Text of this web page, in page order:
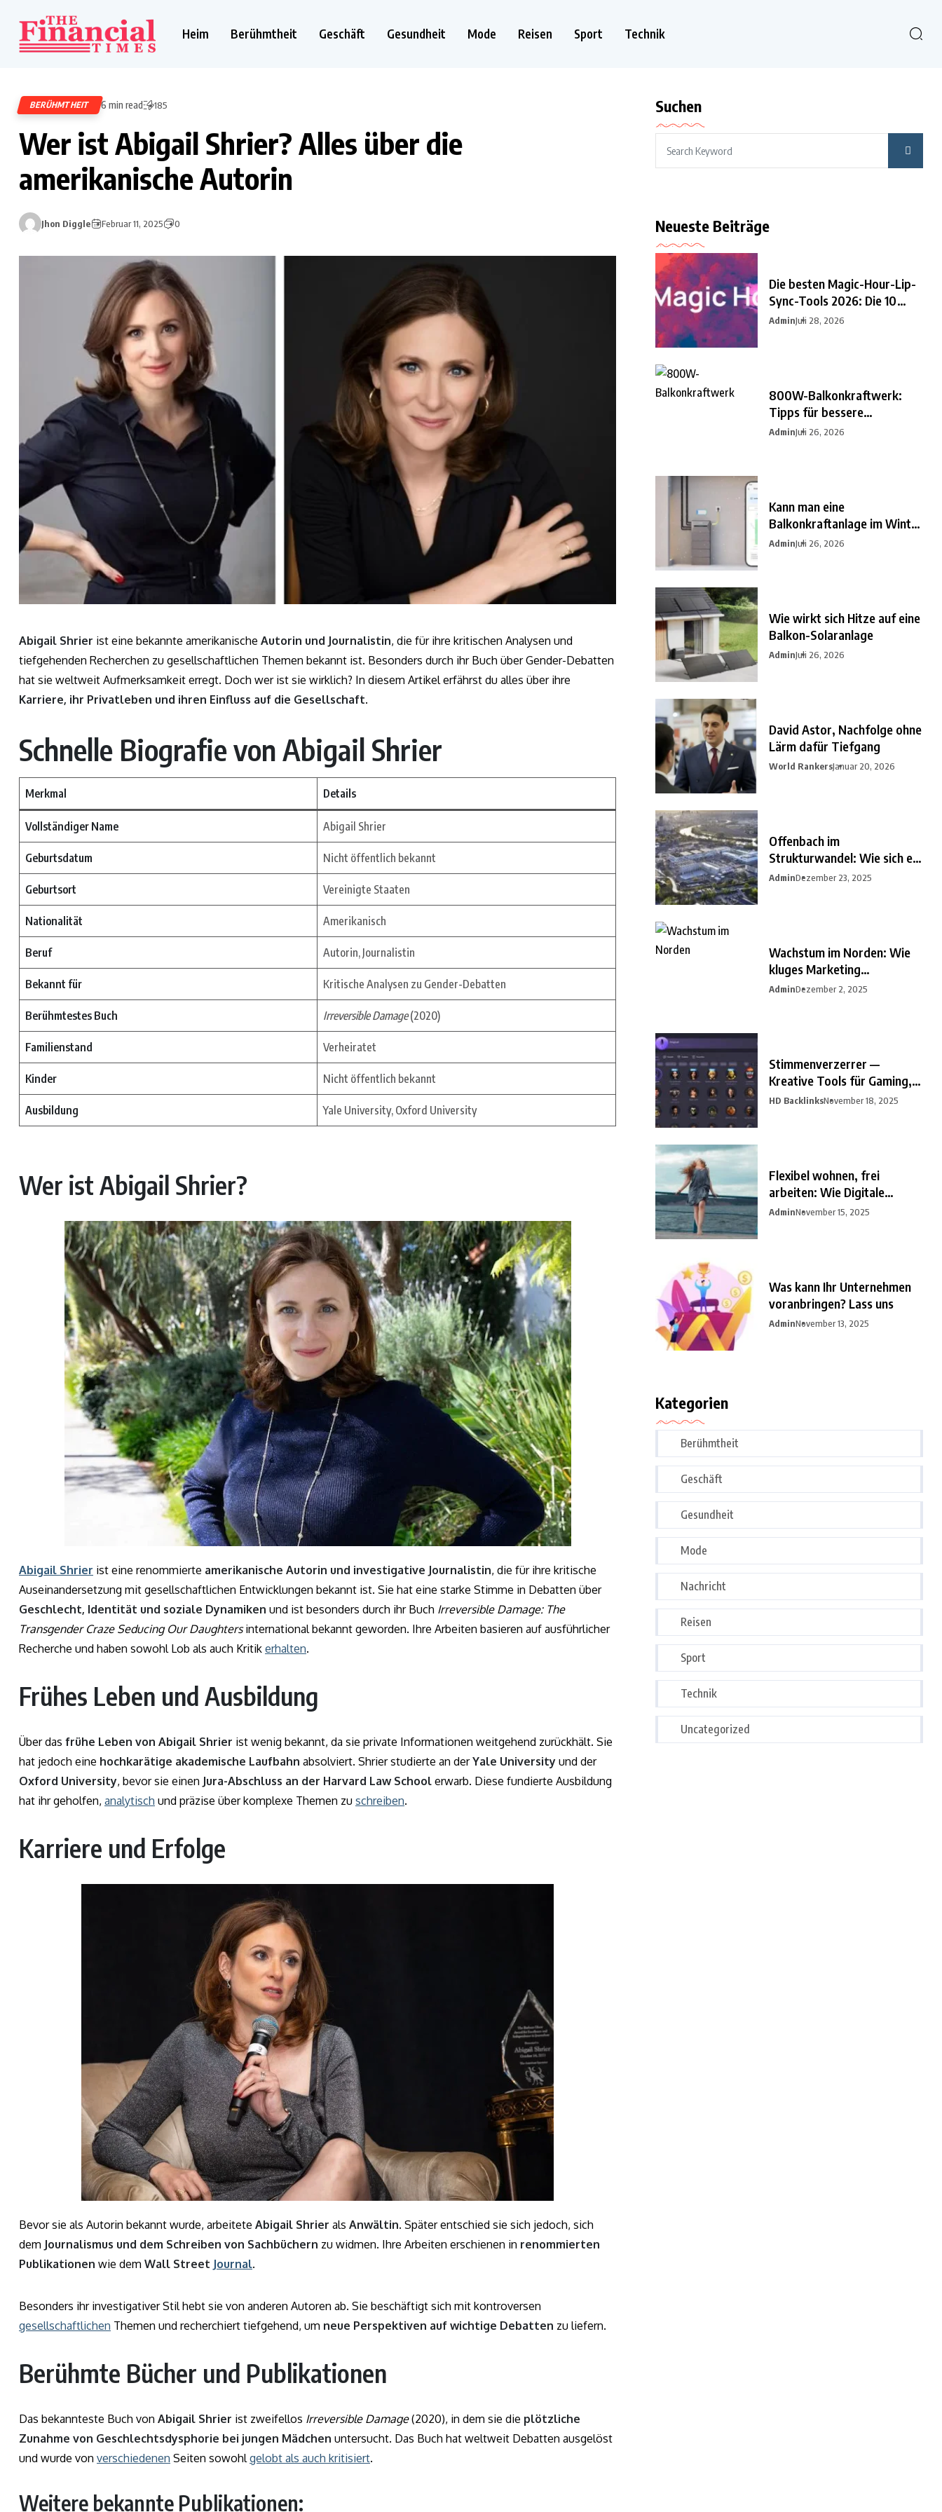
Heim Berühmtheit Geschäft Gesundheit Mode Reisen Sport Technik
BERÜHMTHEIT 6 min read 185
Wer ist Abigail Shrier? Alles über die
amerikanische Autorin
Jhon Diggle Februar 11, 2025 0
Abigail Shrier ist eine bekannte amerikanische Autorin und Journalistin, die für ihre kritischen Analysen und
tiefgehenden Recherchen zu gesellschaftlichen Themen bekannt ist. Besonders durch ihr Buch über Gender-Debatten
hat sie weltweit Aufmerksamkeit erregt. Doch wer ist sie wirklich? In diesem Artikel erfährst du alles über ihre
Karriere, ihr Privatleben und ihren Einfluss auf die Gesellschaft.
Schnelle Biografie von Abigail Shrier
Merkmal Details
Vollständiger Name Abigail Shrier
Geburtsdatum Nicht öffentlich bekannt
Geburtsort Vereinigte Staaten
Nationalität Amerikanisch
Beruf Autorin, Journalistin
Bekannt für Kritische Analysen zu Gender-Debatten
Berühmtestes Buch Irreversible Damage(2020)
Familienstand Verheiratet
Kinder Nicht öffentlich bekannt
Ausbildung Yale University, Oxford University
Wer ist Abigail Shrier?
Abigail Shrier ist eine renommierte amerikanische Autorin und investigative Journalistin, die für ihre kritische
Auseinandersetzung mit gesellschaftlichen Entwicklungen bekannt ist. Sie hat eine starke Stimme in Debatten über
Geschlecht, Identität und soziale Dynamiken und ist besonders durch ihr Buch Irreversible Damage: The
Transgender Craze Seducing Our Daughtersinternational bekannt geworden. Ihre Arbeiten basieren auf ausführlicher
Recherche und haben sowohl Lob als auch Kritik erhalten.
Frühes Leben und Ausbildung
Über das frühe Leben von Abigail Shrier ist wenig bekannt, da sie private Informationen weitgehend zurückhält. Sie
hat jedoch eine hochkarätige akademische Laufbahn absolviert. Shrier studierte an derYale University und der
Oxford University, bevor sie einen Jura-Abschluss an der Harvard Law School erwarb. Diese fundierte Ausbildung
hat ihr geholfen, analytisch und präzise über komplexe Themen zu schreiben.
Karriere und Erfolge
Bevor sie als Autorin bekannt wurde, arbeitete Abigail Shrier als Anwältin. Später entschied sie sich jedoch, sich
dem Journalismus und dem Schreiben von Sachbüchern zu widmen. Ihre Arbeiten erschienen in renommierten
Publikationen wie dem Wall Street Journal.
Besonders ihr investigativer Stil hebt sie von anderen Autoren ab. Sie beschäftigt sich mit kontroversen
gesellschaftlichen Themen und recherchiert tiefgehend, um neue Perspektiven auf wichtige Debatten zu liefern.
Berühmte Bücher und Publikationen
Das bekannteste Buch von Abigail Shrier ist zweifellos Irreversible Damage(2020), in dem sie die plötzliche
Zunahme von Geschlechtsdysphorie bei jungen Mädchen untersucht. Das Buch hat weltweit Debatten ausgelöst
und wurde von verschiedenen Seiten sowohl gelobt als auch kritisiert.
Weitere bekannte Publikationen:
Suchen
Neueste Beiträge
Die besten Magic-Hour-Lip-
Sync-Tools 2026: Die 10
besten
AdminJuli 28, 2026
800W-Balkonkraftwerk:
Tipps für bessere
Einsparungen
AdminJuli 26, 2026
Kann man eine
Balkonkraftanlage im Winter
nutzen?
AdminJuli 26, 2026
Wie wirkt sich Hitze auf eine
Balkon-Solaranlage
AdminJuli 26, 2026
David Astor, Nachfolge ohne
Lärm dafür Tiefgang
World RankersJanuar 20, 2026
Offenbach im
Strukturwandel: Wie sich ein
unterschätzter
AdminDezember 23, 2025
Wachstum im Norden: Wie
kluges Marketing
Unternehmen
AdminDezember 2, 2025
Stimmenverzerrer —
Kreative Tools für Gaming,
Streaming
HD BacklinksNovember 18, 2025
Flexibel wohnen, frei
arbeiten: Wie Digitale
Nomaden
AdminNovember 15, 2025
Was kann Ihr Unternehmen
voranbringen? Lass uns
AdminNovember 13, 2025
Kategorien
Berühmtheit
Geschäft
Gesundheit
Mode
Nachricht
Reisen
Sport
Technik
Uncategorized